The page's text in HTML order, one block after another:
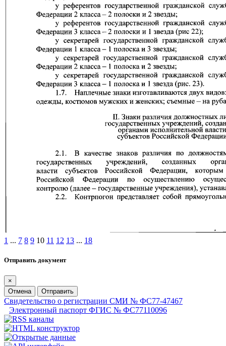
1 ... 7 8 9 10 11 12 13 ... 18
Отправить документ
×
Отмена
Отправить
Свидетельство о регистрации СМИ № ФС77-47467
Электронный паспорт ФГИС № ФС77110096